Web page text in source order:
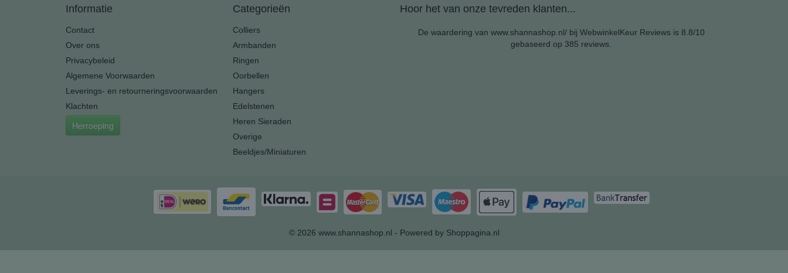
Informatie
Contact
Over ons
Privacybeleid
Algemene Voorwaarden
Leverings- en retourneringsvoorwaarden
Klachten
Herroeping
Categorieën
Colliers
Armbanden
Ringen
Oorbellen
Hangers
Edelstenen
Heren Sieraden
Overige
Beeldjes/Miniaturen
Hoor het van onze tevreden klanten...
De waardering van www.shannashop.nl/ bij WebwinkelKeur Reviewsis 8.8/10
gebaseerd op 385 reviews.
© 2026 www.shannashop.nl - Powered by Shoppagina.nl